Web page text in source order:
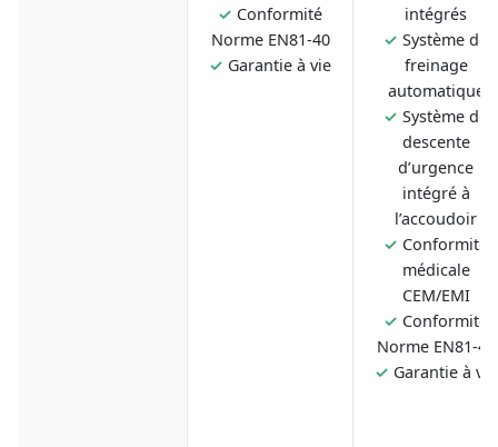
✓ Conformité
Norme EN81-40
✓ Garantie à vie
intégrés
✓ Système de
freinage
automatique
✓ Système de
descente
d’urgence
intégré à
l’accoudoir
✓ Conformité
médicale
CEM/EMI
✓ Conformité
Norme EN81-40
✓ Garantie à vie